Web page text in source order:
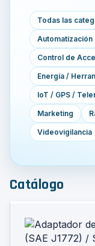
Todas las
Automatización
Control de
Energía /
IoT / GPS /
Marketing
Videovigilancia
Catálogo